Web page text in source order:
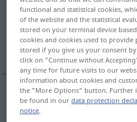
Bereich, Bezirk, Sphäre,
Kreis, Ring, Bogen
Kompass compass
functional and statistical cookies,
of the website and the statistical
stored on your terminal device
cookies and cookies used to
stored if you give us your consent
click on "Continue without
any time for future visits to our
information about cookies and
the "More Options" button. Further
be found in ourdata protection
notice.